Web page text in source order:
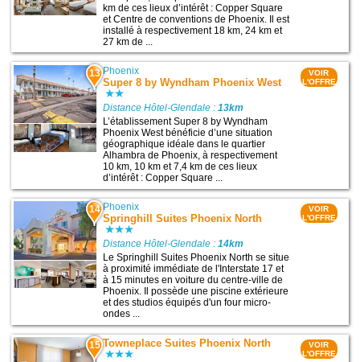
km de ces lieux d’intérêt : Copper Square
et Centre de conventions de Phoenix. Il est
installé à respectivement 18 km, 24 km et
27 km de ...
13 Phoenix
Super 8 by Wyndham Phoenix West
Distance Hôtel-Glendale :13km
L’établissement Super 8 by Wyndham
Phoenix West bénéficie d’une situation
géographique idéale dans le quartier
Alhambra de Phoenix, à respectivement
10 km, 10 km et 7,4 km de ces lieux
d’intérêt : Copper Square ...
VOIR
L'OFFRE
14 Phoenix
Springhill Suites Phoenix North
Distance Hôtel-Glendale :14km
Le Springhill Suites Phoenix North se situe
à proximité immédiate de l'Interstate 17 et
à 15 minutes en voiture du centre-ville de
Phoenix. Il possède une piscine extérieure
et des studios équipés d'un four micro-
ondes ...
VOIR
L'OFFRE
15 Towneplace Suites Phoenix North
VOIR
L'OFFRE